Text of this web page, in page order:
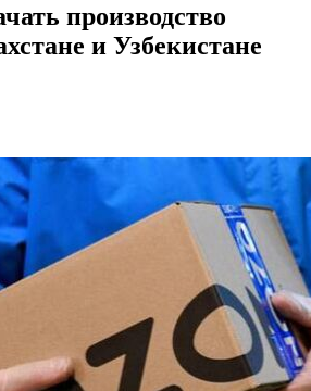
производство
и Узбекистане